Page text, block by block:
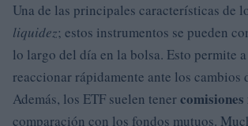
Una de las principales características de
liquidez; estos instrumentos se pueden
lo largo del día en la bolsa. Esto permite
reaccionar rápidamente ante los cambios
Además, los ETF suelen tenercomisiones
comparación con los fondos mutuos.